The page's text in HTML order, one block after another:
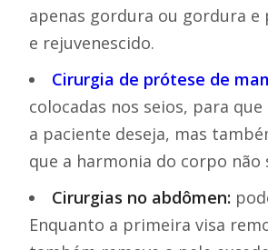
apenas gordura ou gordura e
e rejuvenescido.
Cirurgia de prótese de
colocadas nos seios, para
a paciente deseja, mas
que a harmonia do corpo não
Cirurgias no abdômen:
Enquanto a primeira visa